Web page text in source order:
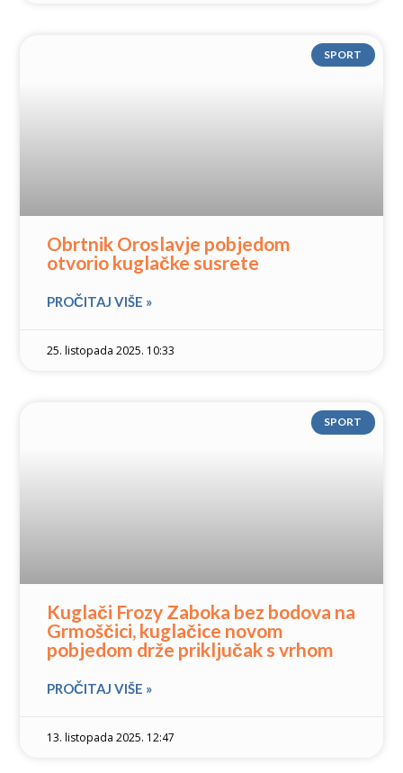
SPORT
Obrtnik Oroslavje pobjedom
otvorio kuglačke susrete
PROČITAJ VIŠE »
25. listopada 2025. 10:33
SPORT
Kuglači Frozy Zaboka bez bodova na
Grmoščici, kuglačice novom
pobjedom drže priključak s vrhom
PROČITAJ VIŠE »
13. listopada 2025. 12:47